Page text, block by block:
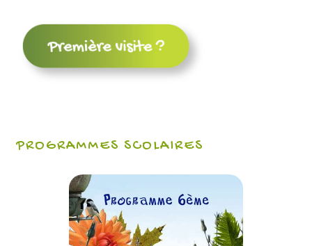
PROGRAMMES SCOLAIRES